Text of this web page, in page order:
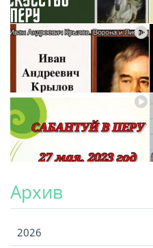
Архив
2026